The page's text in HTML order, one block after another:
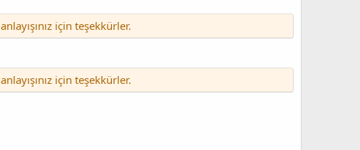
anlayışınız için teşekkürler.
anlayışınız için teşekkürler.